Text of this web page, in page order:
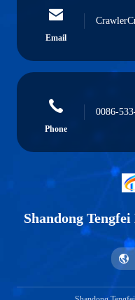
Email
Phone
0086-
Shandong